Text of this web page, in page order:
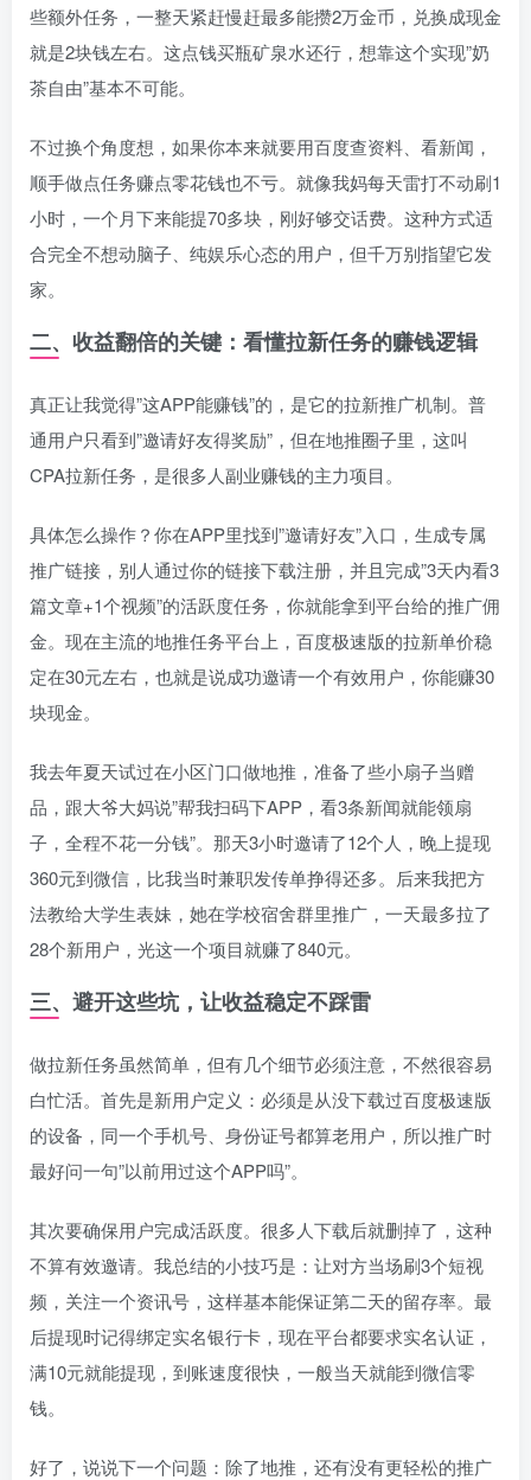
些额外任务，一整天紧赶慢赶最多能攒2万金币，兑换成现金
就是2块钱左右。这点钱买瓶矿泉水还行，想靠这个实现”奶
茶自由”基本不可能。
不过换个角度想，如果你本来就要用百度查资料、看新闻，
顺手做点任务赚点零花钱也不亏。就像我妈每天雷打不动刷1
小时，一个月下来能提70多块，刚好够交话费。这种方式适
合完全不想动脑子、纯娱乐心态的用户，但千万别指望它发
家。
二、收益翻倍的关键：看懂拉新任务的赚钱逻辑
真正让我觉得”这APP能赚钱”的，是它的拉新推广机制。普
通用户只看到”邀请好友得奖励”，但在地推圈子里，这叫
CPA拉新任务，是很多人副业赚钱的主力项目。
具体怎么操作？你在APP里找到”邀请好友”入口，生成专属
推广链接，别人通过你的链接下载注册，并且完成”3天内看3
篇文章+1个视频”的活跃度任务，你就能拿到平台给的推广佣
金。现在主流的地推任务平台上，百度极速版的拉新单价稳
定在30元左右，也就是说成功邀请一个有效用户，你能赚30
块现金。
我去年夏天试过在小区门口做地推，准备了些小扇子当赠
品，跟大爷大妈说”帮我扫码下APP，看3条新闻就能领扇
子，全程不花一分钱”。那天3小时邀请了12个人，晚上提现
360元到微信，比我当时兼职发传单挣得还多。后来我把方
法教给大学生表妹，她在学校宿舍群里推广，一天最多拉了
28个新用户，光这一个项目就赚了840元。
三、避开这些坑，让收益稳定不踩雷
做拉新任务虽然简单，但有几个细节必须注意，不然很容易
白忙活。首先是新用户定义：必须是从没下载过百度极速版
的设备，同一个手机号、身份证号都算老用户，所以推广时
最好问一句”以前用过这个APP吗”。
其次要确保用户完成活跃度。很多人下载后就删掉了，这种
不算有效邀请。我总结的小技巧是：让对方当场刷3个短视
频，关注一个资讯号，这样基本能保证第二天的留存率。最
后提现时记得绑定实名银行卡，现在平台都要求实名认证，
满10元就能提现，到账速度很快，一般当天就能到微信零
钱。
好了，说说下一个问题：除了地推，还有没有更轻松的推广